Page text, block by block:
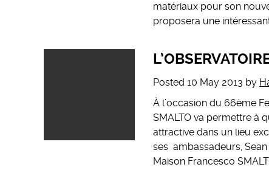
matériaux pour son
proposera une
Posted 10 May 2013 by
À l’occasion du 66ème
SMALTO va permettre à
attractive dans un lieu
ses ambassadeurs,
Maison Francesco